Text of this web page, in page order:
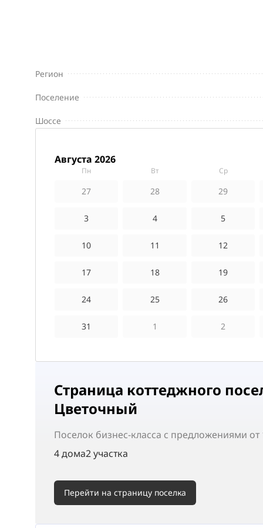
Регион
Поселение
Шоссе
августа 2026
пн вт ср
27 28 29
3 4 5
10 11 12
17 18 19
24 25 26
31 1 2
Страница коттеджного
Цветочный
Поселок бизнес-класса с предложениями от
4 дома2 участка
Перейти на страницу поселка